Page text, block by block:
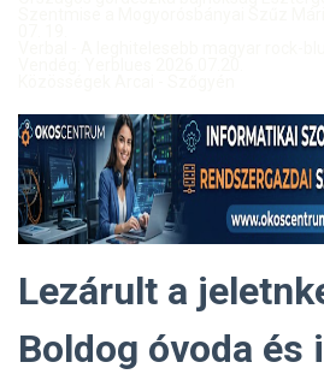
Lezárult a
Boldog óvoda és